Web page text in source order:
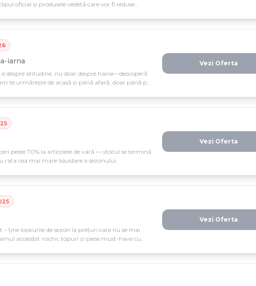
oficial și produsele vedetă care vor fi reduse
iarna
despre atitudine, nu doar despre haine—descoperă
te urmărește de acasă și până afară, doar până pe
Vezi Oferta
peste 70% la articolele de vară — stocul se termină
rata cea mai mare liquidare a sezonului.
Vezi Oferta
– ține lookurile de sezon la prețuri care nu se mai
accesibil: rochii, topuri și piese must-have cu
Vezi Oferta